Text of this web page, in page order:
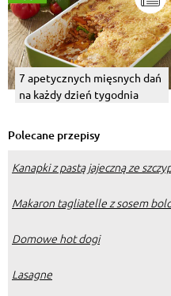
7 apetycznych mięsnych dań
na każdy dzień tygodnia
Polecane przepisy
Kanapki z pastą jajeczną ze
Makaron tagliatelle z sosem
Domowe hot dogi
Lasagne